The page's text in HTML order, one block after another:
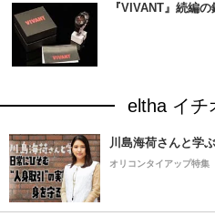
『VIVANT』続編
eltha イチ
川島海荷さんと学
オリコンタイアップ特集